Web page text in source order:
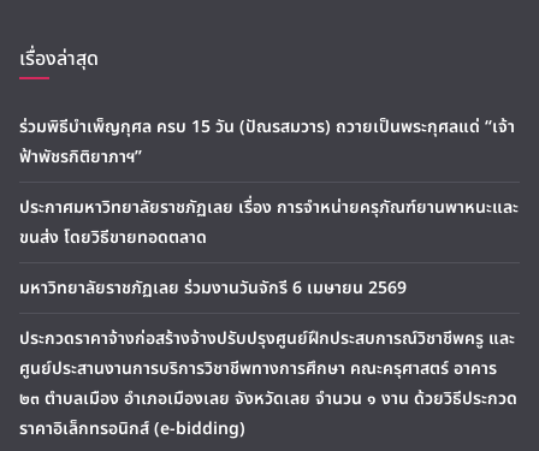
เรื่องล่าสุด
ร่วมพิธีบำเพ็ญกุศล ครบ 15 วัน (ปัณรสมวาร) ถวายเป็นพระกุศลแด่ “เจ้า
ฟ้าพัชรกิติยาภาฯ”
ประกาศมหาวิทยาลัยราชภัฏเลย เรื่อง การจำหน่ายครุภัณฑ์ยานพาหนะและ
ขนส่ง โดยวิธีขายทอดตลาด
มหาวิทยาลัยราชภัฏเลย ร่วมงานวันจักรี 6 เมษายน 2569
ประกวดราคาจ้างก่อสร้างจ้างปรับปรุงศูนย์ฝึกประสบการณ์วิชาชีพครู และ
ศูนย์ประสานงานการบริการวิชาชีพทางการศึกษา คณะครุศาสตร์ อาคาร
๒๓ ตำบลเมือง อำเภอเมืองเลย จังหวัดเลย จำนวน ๑ งาน ด้วยวิธีประกวด
ราคาอิเล็กทรอนิกส์ (e-bidding)